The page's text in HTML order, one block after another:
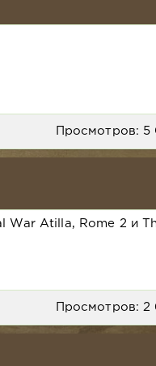
Просмотров: 5
War Atilla, Rome 2 и
Просмотров: 2